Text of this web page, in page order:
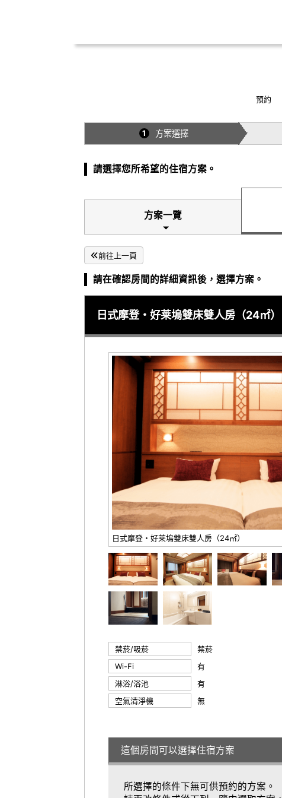
預約
1 方案選擇
請選擇您所希望的住宿方案。
方案一覽
前往上一頁
請在確認房間的詳細資訊後，選擇方案。
日式摩登・好莱塢雙床雙人房（24㎡）
日式摩登・好莱塢雙床雙人房（24㎡）
禁菸/吸菸 禁菸
Wi-Fi 有
淋浴/浴池
有
空氣清淨機
無
這個房間可以選擇住宿方案
所選擇的條件下無可供預約的方案。